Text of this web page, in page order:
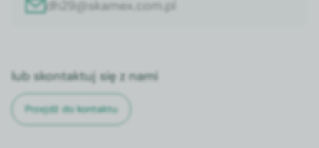
dh29@skamex.com.pl
lub skontaktuj się z nami
Przejdź do kontaktu